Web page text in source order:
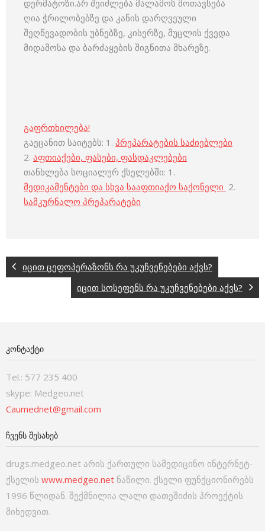
დერმატოზი.არ შეიძლება მალამოს მოთავსება
ღია ჭრილობებზე და კანის დარღვეული
შეღწევადობის უბნებზე, კისერზე, მუცლის ქვედა
მიდამოსა და ბარძაყების შიგნითა მხარეზე.
გაფრთხილება!
გაეცანით საიტებს: 1. პრეპარატების საძიებლები
2. აფთიაქები, ფასები, ფასდაკლებები
თანხლება სოციალურ ქსელებში: 1.
მედიკამენტები და სხვა სააფთიაქო საქონელი 2.
სამკურნალო პრეპარატები
იცით ცეფოპერაზონს რა უკუჩვენებები აქვს?
იცით სოსეფენს რა უკუჩვენებები აქვს?
ᲙᲝᲜᲢᲐᲥᲢᲘ
Tel.: 577 235 400
skype: Medgeo.net
Caumednet@gmail.com
ᲩᲕᲔᲜᲡ ᲨᲔᲡᲐᲮᲔᲑ
drugs.medgeo.net არის ქართული სამედიცინო ინტერნეტ-
ქსელის www.medgeo.net ნაწილი. ქსელი ფუნქციონირებს
1996 წლიდან. შექმნილია ლალი დათეშიძის პროექტის
მიხედვით.